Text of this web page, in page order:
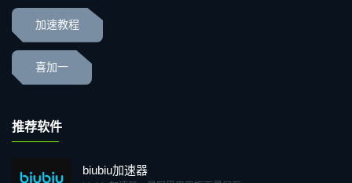
加速教程
喜加一
推荐软件
biubiu加速器